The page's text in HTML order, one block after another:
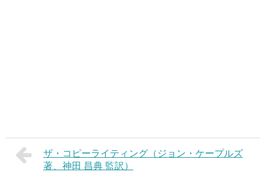
ザ・コピーライティング（ジョン・ケープルズ
著、神田 昌典 監訳）